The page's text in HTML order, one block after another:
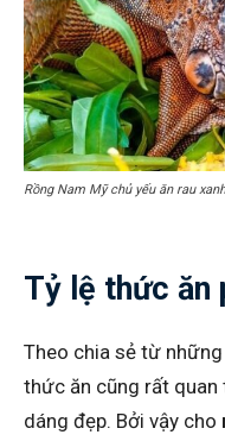
Rồng Nam Mỹ chủ yếu ăn rau
Tỷ lệ thức ăn
Theo chia sẻ từ
thức ăn cũng rất
dáng đẹp. Bởi vậy cho